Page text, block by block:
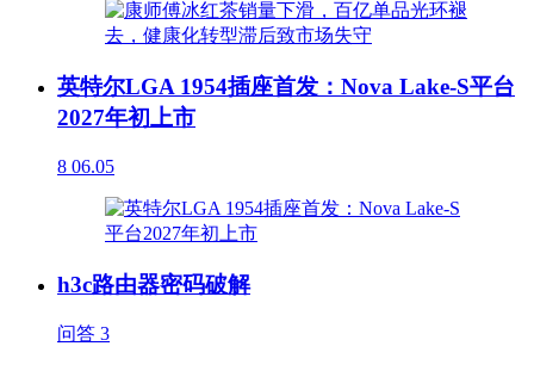
英特尔LGA 1954插座首发：Nova Lake-S平台
2027年初上市
8 06.05
h3c路由器密码破解
问答 3